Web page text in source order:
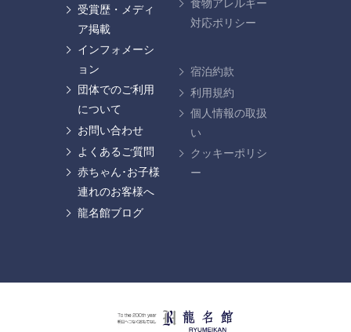
受賞歴・メディ
ア掲載
インフォメーシ
ョン
団体でのご利用
について
お問い合わせ
よくあるご質問
赤ちゃん･お子様
連れのお客様へ
龍名館ブログ
食物アレルギー
対応ポリシー
宿泊約款
利用規約
個人情報の取扱
い
クッキーポリシ
ー